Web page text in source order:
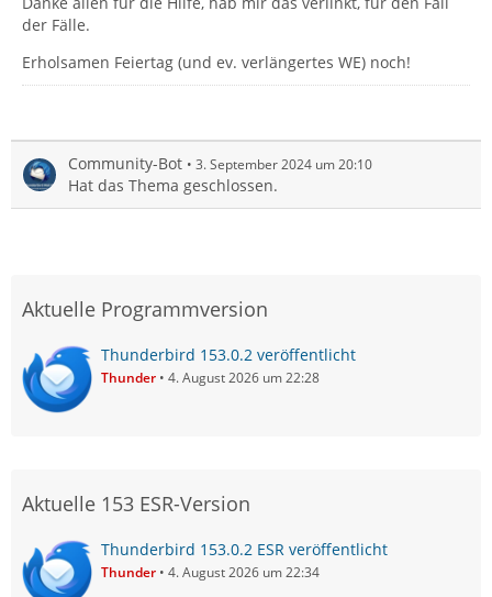
der Fälle.
Erholsamen Feiertag (und ev. verlängertes WE) noch!
Community-Bot 3. September 2024 um 20:10
Hat das Thema geschlossen.
Aktuelle Programmversion
Thunderbird 153.0.2 veröffentlicht
Thunder 4. August 2026 um 22:28
Aktuelle 153 ESR-Version
Thunderbird 153.0.2 ESR veröffentlicht
Thunder 4. August 2026 um 22:34